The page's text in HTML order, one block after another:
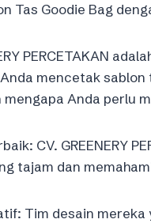
Tas Goodie Bag
PERCETAKAN
mencetak
mengapa Anda perlu
CV. GREENERY
tajam dan
Tim desain